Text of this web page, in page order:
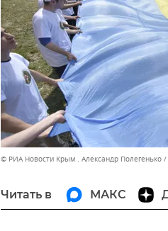
© РИА Новости Крым . Александр Полегенько
Читать в МАКС